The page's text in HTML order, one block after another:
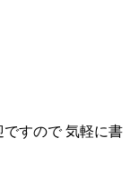
すので 気軽に書